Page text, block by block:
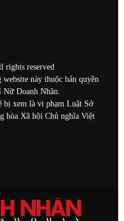
rights reserved
này thuộc bản quyền
Doanh Nhân.
bị xem là vi phạm Luật Sở
hòa Xã hội Chủ nghĩa Việt